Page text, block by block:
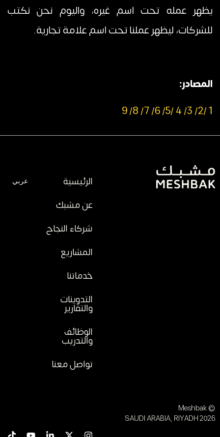
يظهر عمله تحت اسم غيره، واليوم نحن نكتب
للشركات، ليظهر عملنا تحت اسم علامة تجارية.
المصادر:
1 /
2/
3/
4 /
5/
6/
7/
8/
9
الرئيسية
عن مشبك
شركاء النجاح
المشاريع
خدماتنا
التدوينات
والتقارير
الوظائف
والتدريب
تواصل معنا
عربي
© Meshbak
2026 SAUDI ARABIA, RIYADH